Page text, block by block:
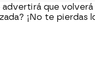
advertirá que volverá
¡No te